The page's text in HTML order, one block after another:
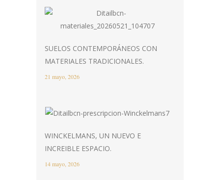
SUELOS CONTEMPORÁNEOS CON
MATERIALES TRADICIONALES.
21 mayo, 2026
WINCKELMANS, UN NUEVO E
INCREIBLE ESPACIO.
14 mayo, 2026